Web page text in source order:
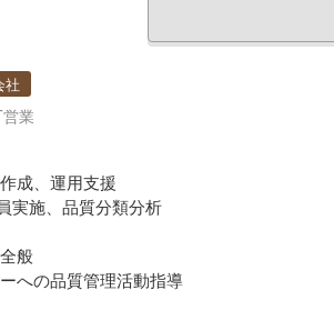
社
業
成、運用支援
実施、品質分類分析
般
への品質管理活動指導